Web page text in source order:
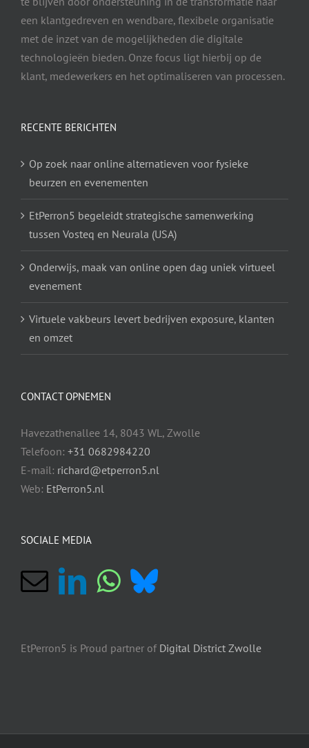
een klantgedreven en wendbare, flexibele organisatie
met de inzet van de mogelijkheden die digitale
technologieën bieden. Onze focus ligt hierbij op de
klant, medewerkers en het optimaliseren van processen.
RECENTE BERICHTEN
Op zoek naar online alternatieven voor fysieke
beurzen en evenementen
EtPerron5 begeleidt strategische samenwerking
tussen Vosteq en Neurala (USA)
Onderwijs, maak van online open dag uniek virtueel
evenement
Virtuele vakbeurs levert bedrijven exposure, klanten
en omzet
CONTACT OPNEMEN
Havezathenallee 14, 8043 WL, Zwolle
Telefoon: +31 0682984220
E-mail: richard@etperron5.nl
Web: EtPerron5.nl
SOCIALE MEDIA
EtPerron5 is Proud partner of Digital District Zwolle